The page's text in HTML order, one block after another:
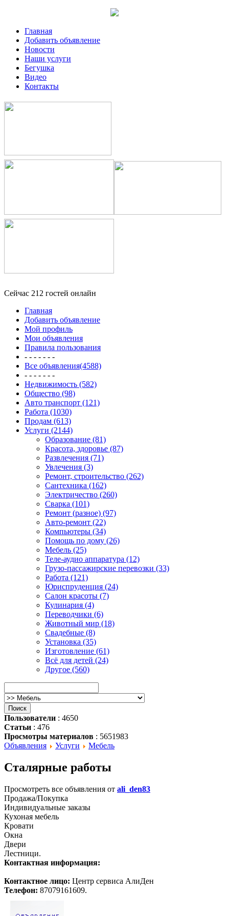
Главная
Добавить объявление
Новости
Наши услуги
Бегушка
Видео
Контакты
Сейчас 212 гостей онлайн
Главная
Добавить объявление
Мой профиль
Мои объявления
Правила пользования
- - - - - - -
Все объявления(4588)
- - - - - - -
Недвижимость (582)
Общество (98)
Авто транспорт (121)
Работа (1030)
Продам (613)
Услуги (2144)
Образование (81)
Красота, здоровье (87)
Развлечения (71)
Увлечения (3)
Ремонт, строительство (262)
Сантехника (162)
Электричество (260)
Сварка (101)
Ремонт (разное) (97)
Авто-ремонт (22)
Компьютеры (34)
Помощь по дому (26)
Мебель (25)
Теле-аудио аппаратура (12)
Грузо-пассажирские перевозки (33)
Работа (121)
Юриспруденция (24)
Салон красоты (7)
Кулинария (4)
Переводчики (6)
Животный мир (18)
Свадебные (8)
Установка (35)
Изготовление (61)
Всё для детей (24)
Другое (560)
Пользователи : 4650
Статьи : 476
Просмотры материалов : 5651983
Объявления
Услуги Мебель
Сталярные работы
Просмотреть все объявления от ali_den83
Продажа/Покупка
Индивидуальные заказы
Кухоная мебель
Кровати
Окна
Двери
Лестници.
Контактная информация:
Контактное лицо: Центр сервиса АлиДен
Телефон: 87079161609.